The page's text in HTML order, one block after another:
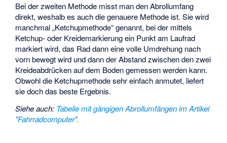
Bei der zweiten Methode misst man den Abrollumfang
direkt, weshalb es auch die genauere Methode ist. Sie wird
manchmal „Ketchupmethode“ genannt, bei der mittels
Ketchup- oder Kreidemarkierung ein Punkt am Laufrad
markiert wird, das Rad dann eine volle Umdrehung nach
vorn bewegt wird und dann der Abstand zwischen den zwei
Kreideabdrücken auf dem Boden gemessen werden kann.
Obwohl die Ketchupmethode sehr einfach anmutet, liefert
sie doch das beste Ergebnis.
Siehe auch: Tabelle mit gängigen Abrollumfängen im Artikel
"Fahrradcomputer".